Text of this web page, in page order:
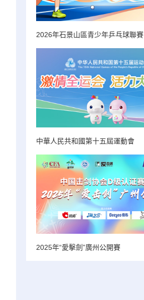
2026年石景山區青少年乒乓球聯賽
中華人民共和國第十五屆運動會
2025年“愛擊劍”廣州公開賽